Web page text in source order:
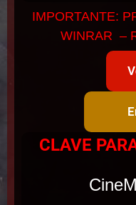
IMPORTANTE:
WINRAR –
CLAVE